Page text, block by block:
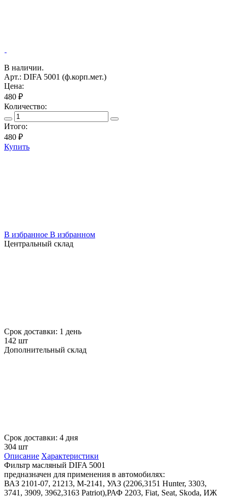
В наличии.
Арт.: DIFA 5001 (ф.корп.мет.)
Цена:
480 ₽
Количество:
Итого:
480 ₽
Купить
В избранное В избранном
Центральный склад
Срок доставки: 1 день
142 шт
Дополнительный склад
Срок доставки: 4 дня
304 шт
Описание Характеристики
Фильтр масляный DIFA 5001
предназначен для применения в автомобилях:
ВАЗ 2101-07, 21213, М-2141, УАЗ (2206,3151 Hunter, 3303,
3741, 3909, 3962,3163 Patriot),РАФ 2203, Fiat, Seat, Skoda, ИЖ